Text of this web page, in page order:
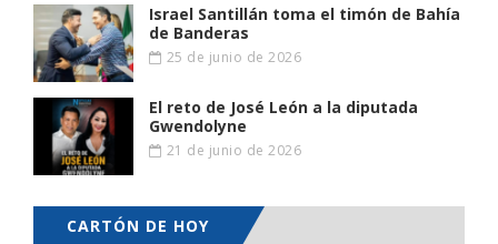
Israel Santillán toma el timón de Bahía
de Banderas
25 de junio de 2026
El reto de José León a la diputada
Gwendolyne
21 de junio de 2026
CARTÓN DE HOY